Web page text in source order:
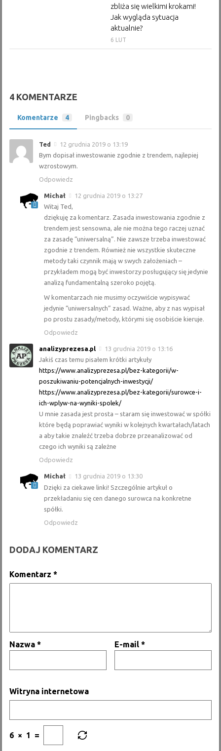
zbliża się wielkimi krokami!
Jak wygląda sytuacja
aktualnie?
6 LUT
4 KOMENTARZE
Komentarze 4 Pingbacks 0
Ted
12 grudnia 2019 o 13:19
Bym dopisał inwestowanie zgodnie z trendem, najlepiej
wzrostowym.
Odpowiedz
Michał
12 grudnia 2019 o 13:27
Witaj Ted,
dziękuję za komentarz. Zasada inwestowania zgodnie z
trendem jest sensowna, ale nie można tego raczej uznać
za zasadę “uniwersalną”. Nie zawsze trzeba inwestować
zgodnie z trendem. Również nie wszystkie skuteczne
metody taki czynnik mają w swych założeniach –
przykładem mogą być inwestorzy posługujący się jedynie
analizą fundamentalną szeroko pojętą.
W komentarzach nie musimy oczywiście wypisywać
jedynie “uniwersalnych” zasad. Ważne, aby z nas wypisał
po prostu zasady/metody, którymi się osobiście kieruje.
Odpowiedz
analizyprezesa.pl
13 grudnia 2019 o 13:16
Jakiś czas temu pisałem krótki artykuły
https://www.analizyprezesa.pl/bez-kategorii/w-
poszukiwaniu-potencjalnych-inwestycji/
https://www.analizyprezesa.pl/bez-kategorii/surowce-i-
ich-wplyw-na-wyniki-spolek/
U mnie zasada jest prosta – staram się inwestować w spółki
które będą poprawiać wyniki w kolejnych kwartałach/latach
a aby takie znaleźć trzeba dobrze przeanalizować od
czego ich wyniki są zależne
Odpowiedz
Michał
13 grudnia 2019 o 13:30
Dzięki za ciekawe linki! Szczególnie artykuł o
przekładaniu się cen danego surowca na konkretne
spółki.
Odpowiedz
DODAJ KOMENTARZ
Komentarz*
Nazwa* E-mail*
Witryna internetowa
6 × 1 =